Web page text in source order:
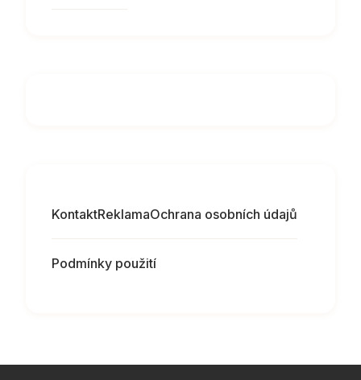
KontaktReklamaOchrana osobních údajů
Podmínky použití